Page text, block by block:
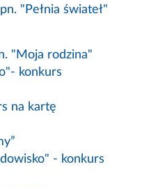
"Pełnia świateł"
"Moja rodzina"
konkurs
na kartę
- konkurs